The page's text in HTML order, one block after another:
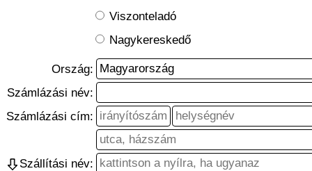
Viszonteladó
Nagykereskedő
Ország:
Számlázási név:
Számlázási cím:
Szállítási név: